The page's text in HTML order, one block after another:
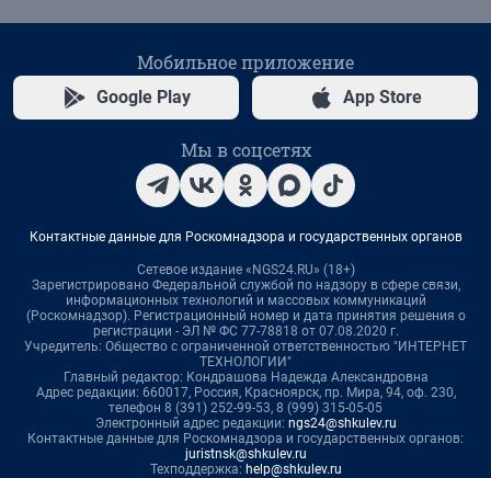
Мобильное приложение
Google Play App Store
Мы в соцсетях
Контактные данные для Роскомнадзора и государственных органов
Сетевое издание «NGS24.RU» (18+)
Зарегистрировано Федеральной службой по надзору в сфере связи,
информационных технологий и массовых коммуникаций
(Роскомнадзор). Регистрационный номер и дата принятия решения о
регистрации - ЭЛ № ФС 77-78818 от 07.08.2020 г.
Учредитель: Общество с ограниченной ответственностью "ИНТЕРНЕТ
ТЕХНОЛОГИИ"
Главный редактор: Кондрашова Надежда Александровна
Адрес редакции: 660017, Россия, Красноярск, пр. Мира, 94, оф. 230,
телефон 8 (391) 252-99-53, 8 (999) 315-05-05
Электронный адрес редакции: ngs24@shkulev.ru
Контактные данные для Роскомнадзора и государственных органов:
juristnsk@shkulev.ru
Техподдержка: help@shkulev.ru